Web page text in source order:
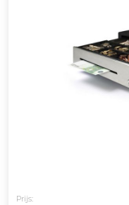
Prijs: